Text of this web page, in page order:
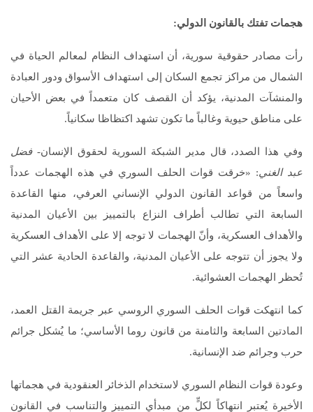
هجمات تفتك بالقانون الدولي:
رأت مصادر حقوقية سورية، أن استهداف النظام لمعالم الحياة في
الشمال من مراكز تجمع السكان إلى استهداف الأسواق ودور العبادة
والمنشآت المدنية، يؤكد أن القصف كان متعمداً في بعض الأحيان
على مناطق حيوية وغالباً ما تكون تشهد اكتظاظا سكانياً.
وفي هذا الصدد، قال مدير الشبكة السورية لحقوق الإنسان-فضل
عبد الغني: «خرقت قوات الحلف السوري في هذه الهجمات عدداً
واسعاً من قواعد القانون الدولي الإنساني العرفي، منها القاعدة
السابعة التي تطالب أطراف النزاع بالتمييز بين الأعيان المدنية
والأهداف العسكرية، وأنّ الهجمات لا توجه إلا على الأهداف العسكرية
ولا يجوز أن تتوجه على الأعيان المدنية، والقاعدة الحادية عشر التي
تُحظر الهجمات العشوائية.
كما انتهكت قوات الحلف السوري الروسي عبر جريمة القتل العمد،
المادتين السابعة والثامنة من قانون روما الأساسي؛ ما يُشكل جرائم
حرب وجرائم ضد الإنسانية.
وعودة قوات النظام السوري لاستخدام الذخائر العنقودية في هجماتها
الأخيرة يُعتبر انتهاكاً لكلٍّ من مبدأي التمييز والتناسب في القانون